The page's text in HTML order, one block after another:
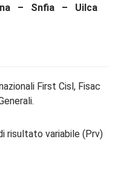
– Snfia – Uilca
First Cisl, Fisac
risultato variabile (Prv)